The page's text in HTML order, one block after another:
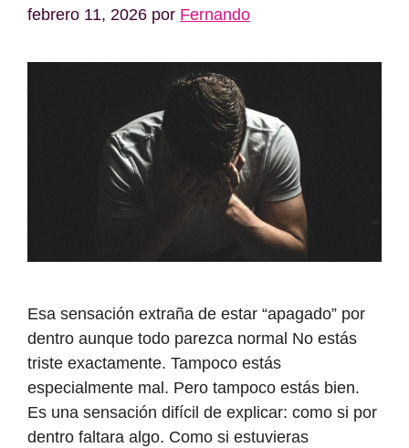
febrero 11, 2026 por Fernando
Esa sensación extraña de estar “apagado” por
dentro aunque todo parezca normal No estás
triste exactamente. Tampoco estás
especialmente mal. Pero tampoco estás bien.
Es una sensación difícil de explicar: como si por
dentro faltara algo. Como si estuvieras